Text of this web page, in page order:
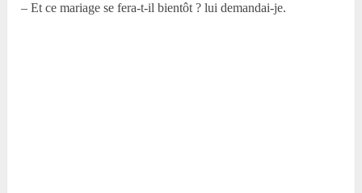
– Et ce mariage se fera-t-il bientôt ? lui demandai-je.